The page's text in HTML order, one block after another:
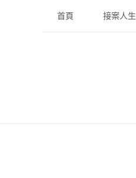
首頁 接案人生